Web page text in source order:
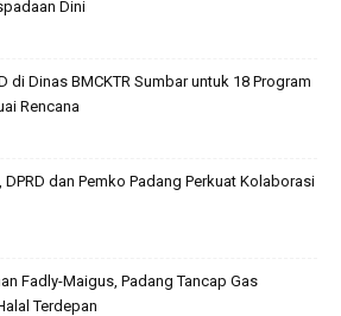
Dini
di Dinas BMCKTR Sumbar untuk 18 Program
Rencana
dan Pemko Padang Perkuat Kolaborasi
Fadly-Maigus, Padang Tancap Gas
Terdepan